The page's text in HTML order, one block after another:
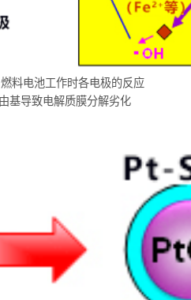
料电池工作时各电极的反应
基导致电解质膜分解劣化